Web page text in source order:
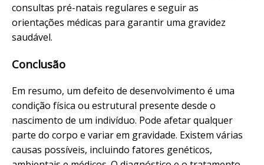
consultas pré-natais regulares e seguir as
orientações médicas para garantir uma gravidez
saudável.
Conclusão
Em resumo, um defeito de desenvolvimento é uma
condição física ou estrutural presente desde o
nascimento de um indivíduo. Pode afetar qualquer
parte do corpo e variar em gravidade. Existem várias
causas possíveis, incluindo fatores genéticos,